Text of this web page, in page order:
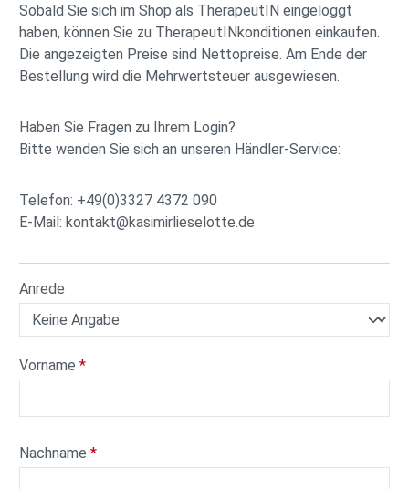
Sobald Sie sich im Shop als TherapeutIN eingeloggt
haben, können Sie zu TherapeutINkonditionen einkaufen.
Die angezeigten Preise sind Nettopreise. Am Ende der
Bestellung wird die Mehrwertsteuer ausgewiesen.
Haben Sie Fragen zu Ihrem Login?
Bitte wenden Sie sich an unseren Händler-Service:
Telefon: +49(0)3327 4372 090
E-Mail: kontakt@kasimirlieselotte.de
Persönliche Informationen
Anrede
Vorname *
Nachname *